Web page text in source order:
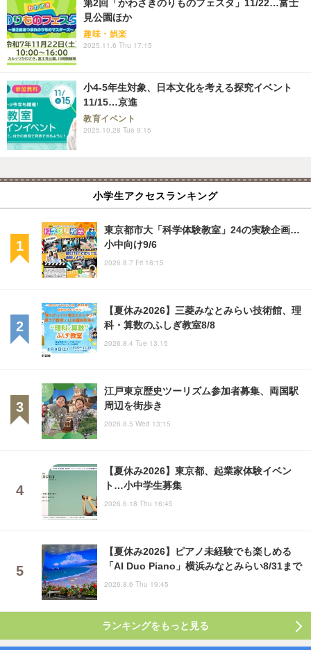
第2回「かわさきのりものフェスタ」11/22…富士
見公園ほか
趣味・娯楽
2025.11.6 Thu 17:15
小4-5年生対象、日本文化を考える探究イベント
11/15…京進
教育イベント
2025.10.28 Tue 9:15
小学生アクセスランキング
東京都市大「科学体験教室」24の実験企画…
小中向け9/6
2026.8.7 Fri 18:15
【夏休み2026】三菱みなとみらい技術館、理
科・算数のふしぎ教室8/8
2026.8.4 Tue 13:15
江戸東京歴史ツーリズム参加者募集、両国駅
周辺を街歩き
2026.8.5 Wed 13:15
【夏休み2026】東京都、起業家体験イベン
ト…小中学生募集
2026.6.18 Thu 16:45
【夏休み2026】ピアノ未経験でも楽しめる
「AI Duo Piano」横浜みなとみらい8/31まで
2026.8.6 Thu 19:45
ランキングをもっと見る